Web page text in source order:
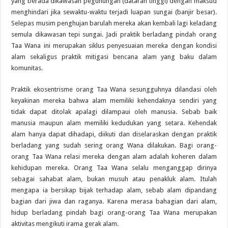
menghindari jika sewaktu-waktu terjadi luapan sungai (banjir besar).
Selepas musim penghujan barulah mereka akan kembali lagi keladang
semula dikawasan tepi sungai. Jadi praktik berladang pindah orang
Taa Wana ini merupakan siklus penyesuaian mereka dengan kondisi
alam sekaligus praktik mitigasi bencana alam yang baku dalam
komunitas.
Praktik ekosentrisme orang Taa Wana sesungguhnya dilandasi oleh
keyakinan mereka bahwa alam memiliki kehendaknya sendiri yang
tidak dapat ditolak apalagi dilampaui oleh manusia. Sebab baik
manusia maupun alam memiliki kedudukan yang setara. Kehendak
alam hanya dapat dihadapi, diikuti dan diselaraskan dengan praktik
berladang yang sudah sering orang Wana dilakukan. Bagi orang-
orang Taa Wana relasi mereka dengan alam adalah koheren dalam
kehidupan mereka. Orang Taa Wana selalu menganggap dirinya
sebagai sahabat alam, bukan musuh atau penakluk alam. Itulah
mengapa ia bersikap bijak terhadap alam, sebab alam dipandang
bagian dari jiwa dan raganya. Karena merasa bahagian dari alam,
hidup berladang pindah bagi orang-orang Taa Wana merupakan
aktivitas mengikuti irama gerak alam.